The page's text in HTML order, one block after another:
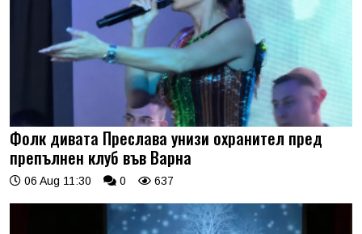
Фолк дивата Преслава унизи охранител пред
препълнен клуб във Варна
06 Aug 11:30 0 637